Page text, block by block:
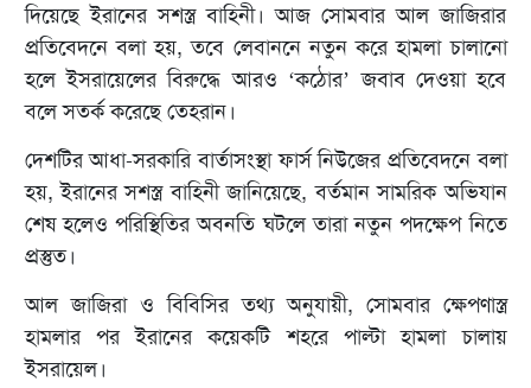
দিয়েছে ইরানের সশস্ত্র বাহিনী। আজ সোমবার আল জাজিরার
প্রতিবেদনে বলা হয়, তবে লেবাননে নতুন করে হামলা চালানো
হলে ইসরায়েলের বিরুদ্ধে আরও ‘কঠোর’ জবাব দেওয়া হবে
বলে সতর্ক করেছে তেহরান।
দেশটির আধা-সরকারি বার্তাসংস্থা ফার্স নিউজের প্রতিবেদনে বলা
হয়, ইরানের সশস্ত্র বাহিনী জানিয়েছে, বর্তমান সামরিক অভিযান
শেষ হলেও পরিস্থিতির অবনতি ঘটলে তারা নতুন পদক্ষেপ নিতে
প্রস্তুত।
আল জাজিরা ও বিবিসির তথ্য অনুযায়ী, সোমবার ক্ষেপণাস্ত্র
হামলার পর ইরানের কয়েকটি শহরে পাল্টা হামলা চালায়
ইসরায়েল।